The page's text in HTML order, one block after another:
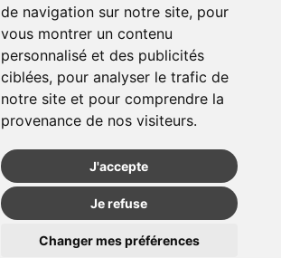
de navigation sur notre site, pour
vous montrer un contenu
personnalisé et des publicités
ciblées, pour analyser le trafic de
notre site et pour comprendre la
provenance de nos visiteurs.
J'accepte
Je refuse
Changer mes préférences
Paiement
Simple, rapide et 100% sécurisé
Retrait & Livriason
Retrait en automate ou Locker
Livraison chez vous